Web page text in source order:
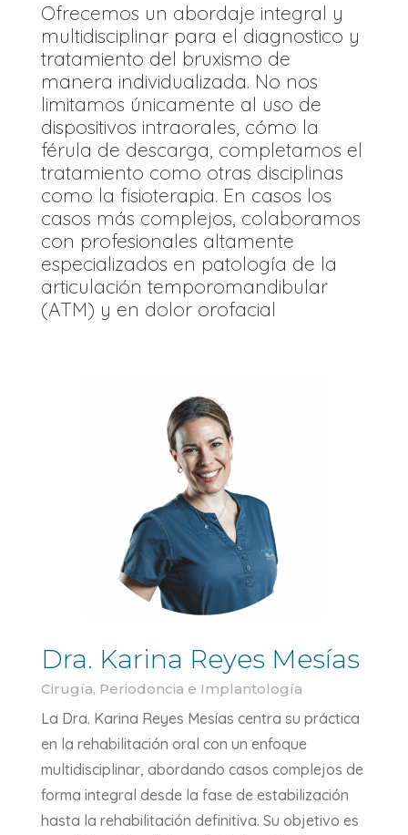
Ofrecemos un abordaje integral y
multidisciplinar para el diagnostico y
tratamiento del bruxismo de
manera individualizada. No nos
limitamos únicamente al uso de
dispositivos intraorales, cómo la
férula de descarga, completamos el
tratamiento como otras disciplinas
como la fisioterapia. En casos los
casos más complejos, colaboramos
con profesionales altamente
especializados en patología de la
articulación temporomandibular
(ATM) y en dolor orofacial
Dra. Karina Reyes Mesías
Cirugía, Periodoncia e Implantología
La Dra. Karina Reyes Mesías centra su práctica
en la rehabilitación oral con un enfoque
multidisciplinar, abordando casos complejos de
forma integral desde la fase de estabilización
hasta la rehabilitación definitiva. Su objetivo es